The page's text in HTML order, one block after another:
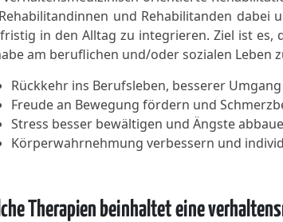
und Rehabilitanden
in den Alltag zu integrieren. Ziel ist es,
am beruflichen und/oder sozialen Leben
Rückkehr ins Berufsleben, besserer
Freude an Bewegung fördern und
Stress besser bewältigen und Ängste
Körperwahrnehmung verbessern und
Therapien beinhaltet eine